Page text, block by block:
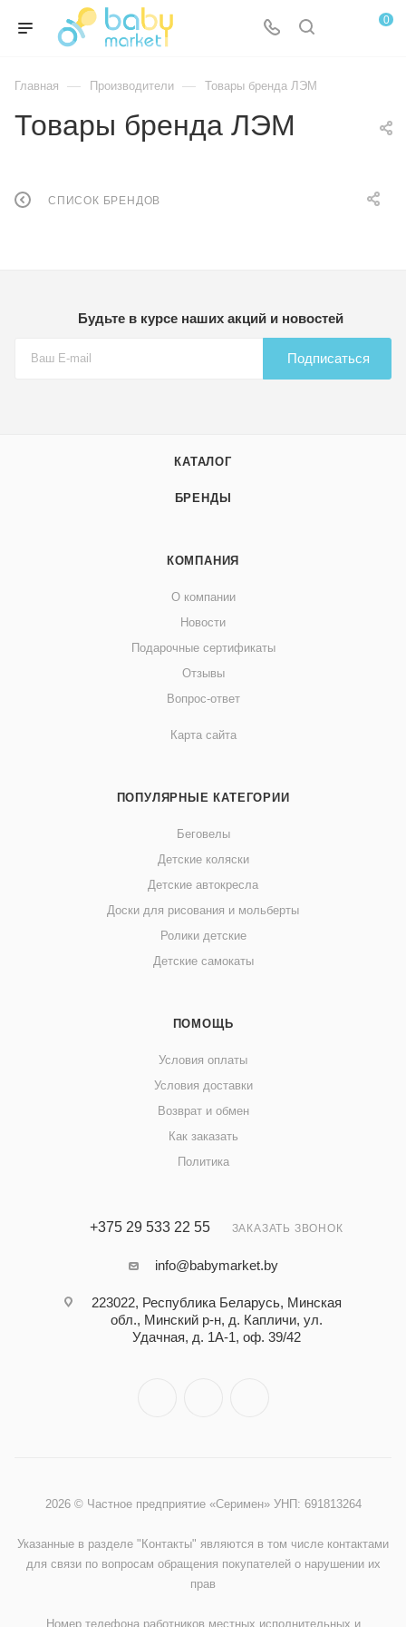
0
Главная — Производители — Товары бренда ЛЭМ
Товары бренда ЛЭМ
СПИСОК БРЕНДОВ
Будьте в курсе наших акций и новостей
Подписаться
КАТАЛОГ
БРЕНДЫ
КОМПАНИЯ
О компании
Новости
Подарочные сертификаты
Отзывы
Вопрос-ответ
Карта сайта
ПОПУЛЯРНЫЕ КАТЕГОРИИ
Беговелы
Детские коляски
Детские автокресла
Доски для рисования и мольберты
Ролики детские
Детские самокаты
ПОМОЩЬ
Условия оплаты
Условия доставки
Возврат и обмен
Как заказать
Политика
+375 29 533 22 55 ЗАКАЗАТЬ ЗВОНОК
info@babymarket.by
223022, Республика Беларусь, Минская
обл., Минский р-н, д. Капличи, ул.
Удачная, д. 1А-1, оф. 39/42
2026 © Частное предприятие «Серимен» УНП: 691813264
Указанные в разделе "Контакты" являются в том числе контактами
для связи по вопросам обращения покупателей о нарушении их
прав
Номер телефона работников местных исполнительных и